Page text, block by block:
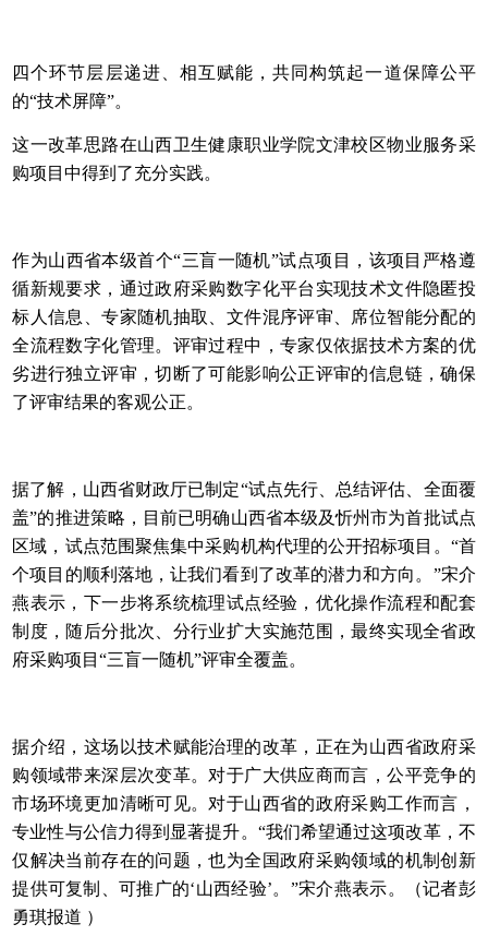
四个环节层层递进、相互赋能，共同构筑起一道保障公平
的“技术屏障”。
这一改革思路在山西卫生健康职业学院文津校区物业服务采
购项目中得到了充分实践。
作为山西省本级首个“三盲一随机”试点项目，该项目严格遵
循新规要求，通过政府采购数字化平台实现技术文件隐匿投
标人信息、专家随机抽取、文件混序评审、席位智能分配的
全流程数字化管理。评审过程中，专家仅依据技术方案的优
劣进行独立评审，切断了可能影响公正评审的信息链，确保
了评审结果的客观公正。
据了解，山西省财政厅已制定“试点先行、总结评估、全面覆
盖”的推进策略，目前已明确山西省本级及忻州市为首批试点
区域，试点范围聚焦集中采购机构代理的公开招标项目。“首
个项目的顺利落地，让我们看到了改革的潜力和方向。”宋介
燕表示，下一步将系统梳理试点经验，优化操作流程和配套
制度，随后分批次、分行业扩大实施范围，最终实现全省政
府采购项目“三盲一随机”评审全覆盖。
据介绍，这场以技术赋能治理的改革，正在为山西省政府采
购领域带来深层次变革。对于广大供应商而言，公平竞争的
市场环境更加清晰可见。对于山西省的政府采购工作而言，
专业性与公信力得到显著提升。“我们希望通过这项改革，不
仅解决当前存在的问题，也为全国政府采购领域的机制创新
提供可复制、可推广的‘山西经验’。”宋介燕表示。（记者彭
勇琪报道 ）